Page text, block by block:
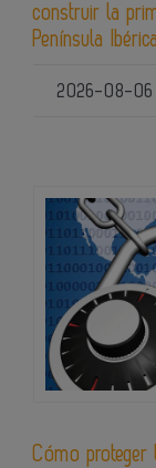
construir la
Península Ibérica
2026-08-06
Cómo proteger